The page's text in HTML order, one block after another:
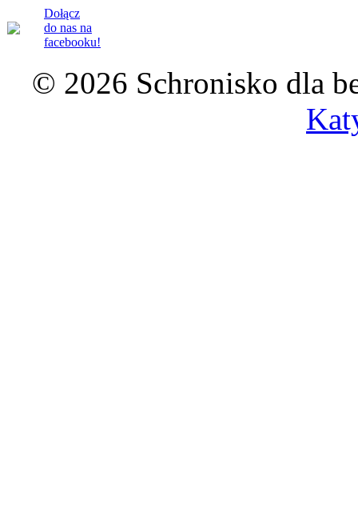
Dołącz
do nas na
facebooku!
© 2026 Schronisko dla